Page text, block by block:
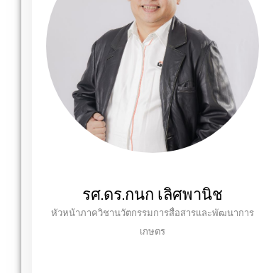
รศ.ดร.กนก เลิศพานิช
หัวหน้าภาควิชานวัตกรรมการสื่อสารและพัฒนาการ
เกษตร